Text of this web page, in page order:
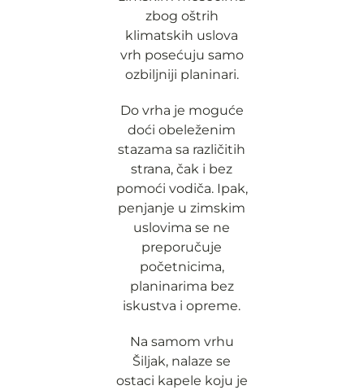
zbog oštrih
klimatskih uslova
vrh posećuju samo
ozbiljniji planinari.
Do vrha je moguće
doći obeleženim
stazama sa različitih
strana, čak i bez
pomoći vodiča. Ipak,
penjanje u zimskim
uslovima se ne
preporučuje
početnicima,
planinarima bez
iskustva i opreme.
Na samom vrhu
Šiljak, nalaze se
ostaci kapele koju je